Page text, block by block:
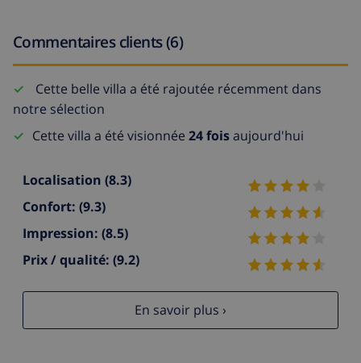
Commentaires clients (6)
Cette belle villa a été rajoutée récemment dans
notre sélection
Cette villa a été visionnée 24 foisaujourd'hui
Localisation (8.3)
Confort: (9.3)
Impression: (8.5)
Prix / qualité: (9.2)
En savoir plus ›